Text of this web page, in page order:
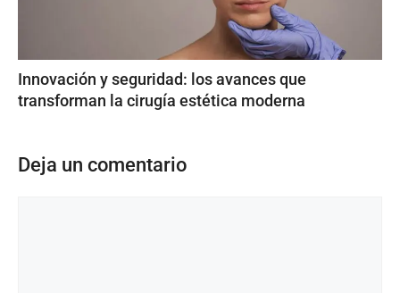
Innovación y seguridad: los avances que
transforman la cirugía estética moderna
Deja un comentario